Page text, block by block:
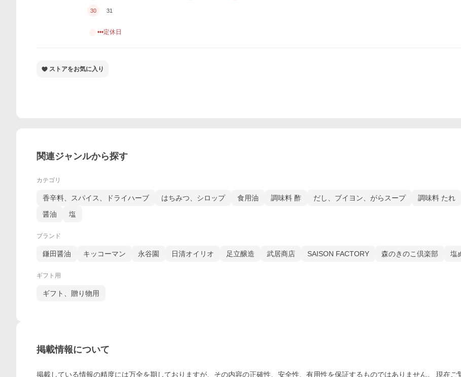
30 31
•••定休日
ストアをお気に入り
関連ジャンルから探す
カテゴリ
香辛料、スパイス、ドライハーブ はちみつ、シロップ 食用油 調味料 酢 だし、ブイヨン、がらスープ 調味料 たれ
醤油
塩
ブランド
鎌田醤油 キッコーマン 永谷園 日清オイリオ 足立醸造 武居商店 SAISON FACTORY 森のきのこ倶楽部 塩
ギフト用
ギフト、贈り物用
掲載情報について
掲載している情報の精度には万全を期しておりますが、その内容の正確性、安全性、有用性を保証するものではありません。 現在